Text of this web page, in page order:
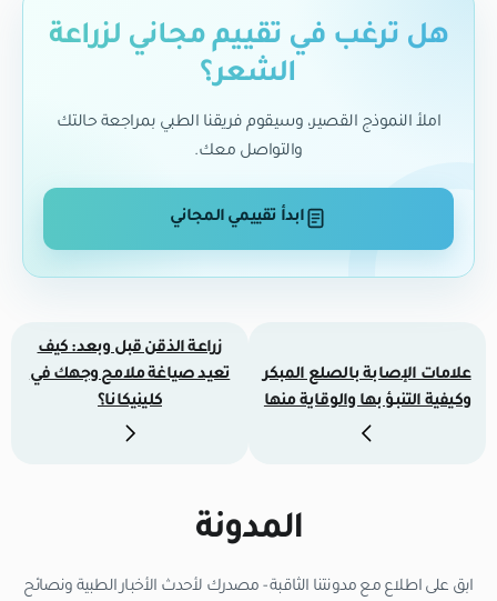
هل ترغب في تقييم مجاني لزراعة
الشعر؟
املأ النموذج القصير، وسيقوم فريقنا الطبي بمراجعة حالتك
والتواصل معك.
ابدأ تقييمي المجاني
علامات الإصابة بالصلع المبكر
وكيفية التنبؤ بها والوقاية منها
زراعة الذقن قبل وبعد: كيف
تعيد صياغة ملامح وجهك في
كلينيكانا؟
المدونة
ابق على اطلاع مع مدونتنا الثاقبة - مصدرك لأحدث الأخبار الطبية ونصائح